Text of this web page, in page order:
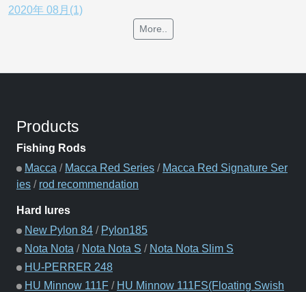
2020年 08月(1)
More..
Products
Fishing Rods
Macca / Macca Red Series / Macca Red Signature Ser
ies / rod recommendation
Hard lures
New Pylon 84 / Pylon185
Nota Nota / Nota Nota S / Nota Nota Slim S
HU-PERRER 248
HU Minnow 111F / HU Minnow 111FS(Floating Swish